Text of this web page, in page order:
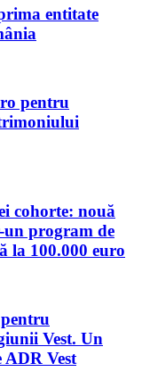
entitate
pentru
cohorte: nouă
program de
la 100.000 euro
Vest. Un
ADR Vest